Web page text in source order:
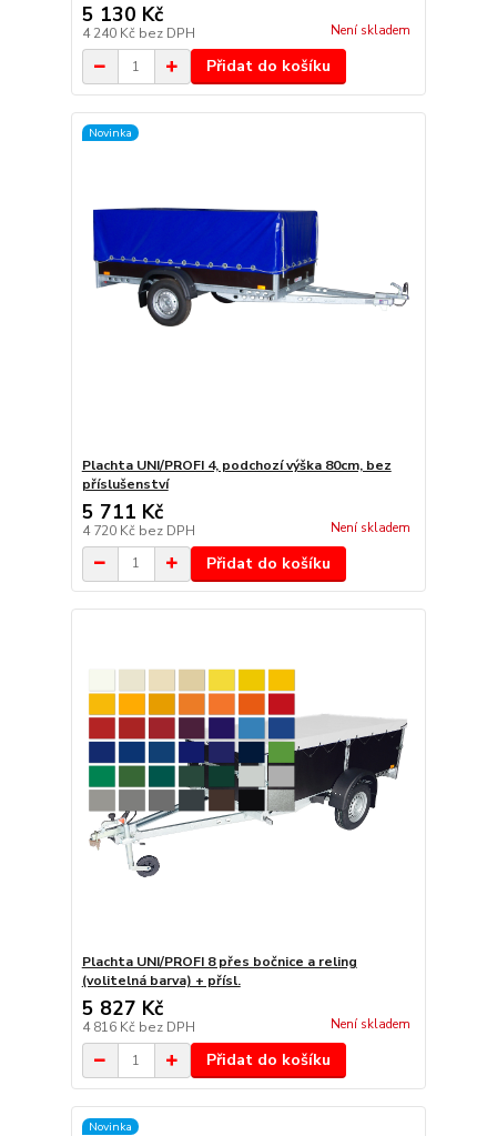
5 130 Kč
4 240 Kč bez DPH Není skladem
Přidat do košíku
Novinka
Plachta UNI/PROFI 4, podchozí výška 80cm, bez
příslušenství
5 711 Kč
4 720 Kč bez DPH Není skladem
Přidat do košíku
Plachta UNI/PROFI 8 přes bočnice a reling
(volitelná barva) + přísl.
5 827 Kč
4 816 Kč bez DPH Není skladem
Přidat do košíku
Novinka